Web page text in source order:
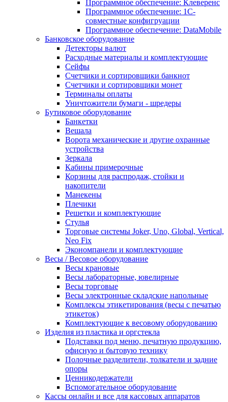
Программное обеспечение: Клеверенс
Программное обеспечение: 1С-
совместные конфигруации
Программное обеспечение: DataMobile
Банковское оборудование
Детекторы валют
Расходные материалы и комплектующие
Сейфы
Счетчики и сортировщики банкнот
Счетчики и сортировщики монет
Терминалы оплаты
Уничтожители бумаги - шредеры
Бутиковое оборудование
Банкетки
Вешала
Ворота механические и другие охранные
устройства
Зеркала
Кабины примерочные
Корзины для распродаж, стойки и
накопители
Манекены
Плечики
Решетки и комплектующие
Стулья
Торговые системы Joker, Uno, Global, Vertical,
Neo Fix
Экономпанели и комплектующие
Весы / Весовое оборудование
Весы крановые
Весы лабораторные, ювелирные
Весы торговые
Весы электронные складские напольные
Комплексы этикетирования (весы с печатью
этикеток)
Комплектующие к весовому оборудованию
Изделия из пластика и оргстекла
Подставки под меню, печатную продукцию,
офисную и бытовую технику
Полочные разделители, толкатели и задние
опоры
Ценникодержатели
Вспомогательное оборудование
Кассы онлайн и все для кассовых аппаратов